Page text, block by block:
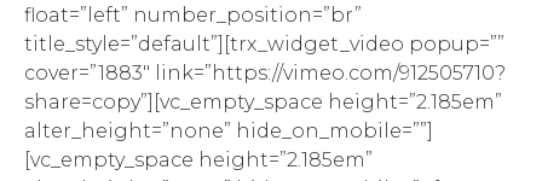
float=”left” number_position=”br”
title_style=”default”][trx_widget_video popup=””
cover=”1883″ link=”https://vimeo.com/912505710?
share=copy”][vc_empty_space height=”2.185em”
alter_height=”none” hide_on_mobile=””]
[vc_empty_space height=”2.185em”